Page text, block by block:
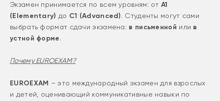
Экзамен принимается по всем уровням: от А1
(Elementary) до С1 (Advanced). Студенты могут сами
выбрать формат сдачи экзамена: в письменной или в
устной форме.
Почему EUROEXAM?
EUROEXAM – это международный экзамен для взрослых
и детей, оценивающий коммуникативные навыки по